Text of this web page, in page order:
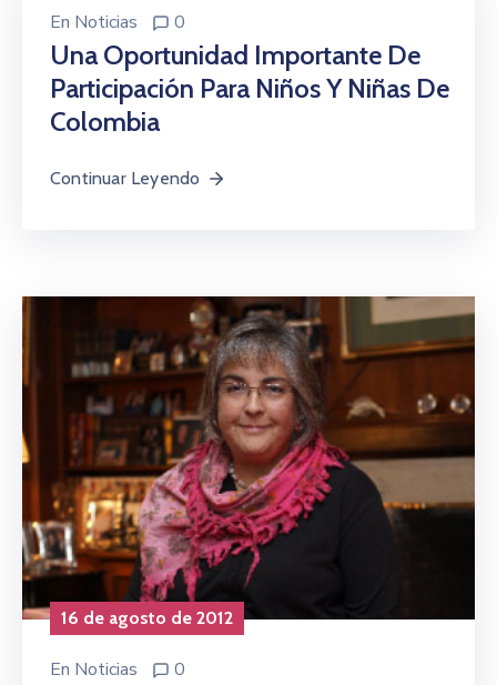
En Noticias 0
Una Oportunidad Importante De
Participación Para Niños Y Niñas De
Colombia
Continuar Leyendo
16 de agosto de 2012
En Noticias 0